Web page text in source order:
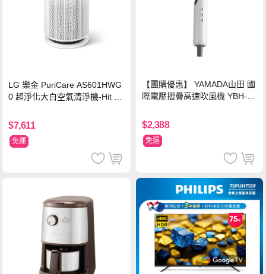
LG 樂金 PuriCare AS601HWG
0 超淨化大白空氣清淨機-Hit 18
$7,611
免運
【團購優惠】 YAMADA山田 國
際電壓摺疊高速吹風機 YBH-12
$2,388
免運